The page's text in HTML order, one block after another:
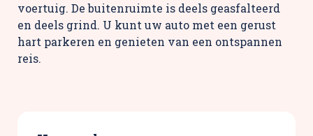
voertuig. De buitenruimte is deels geasfalteerd
en deels grind. U kunt uw auto met een gerust
hart parkeren en genieten van een ontspannen
reis.